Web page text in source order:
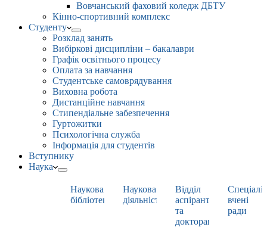
Вовчанський фаховий коледж ДБТУ
Кінно-спортивний комплекс
Студенту
Розклад занять
Вибіркові дисципліни – бакалаври
Графік освітнього процесу
Оплата за навчання
Студентське самоврядування
Виховна робота
Дистанційне навчання
Стипендіальне забезпечення
Гуртожитки
Психологічна служба
Інформація для студентів
Вступнику
Наука
Наукова
бібліотека
Наукова
діяльність
Відділ
аспірантури
та
докторантури
вчені
ради